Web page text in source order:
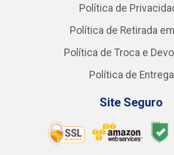
Política de
Política de Retirada
Política de Troca e
Política de Entrega
Site Seguro